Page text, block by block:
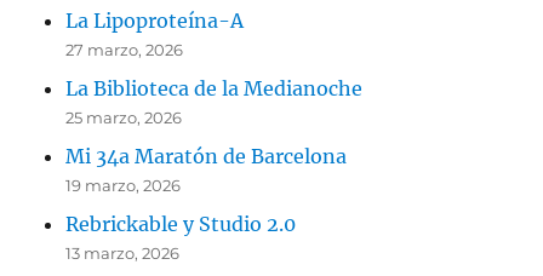
La Lipoproteína-A
27 marzo, 2026
La Biblioteca de la Medianoche
25 marzo, 2026
Mi 34a Maratón de Barcelona
19 marzo, 2026
Rebrickable y Studio 2.0
13 marzo, 2026